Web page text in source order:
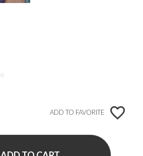
ADD TO FAVORITE